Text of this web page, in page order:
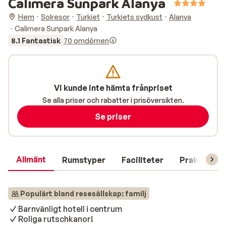
Hem Solresor Turkiet Turkiets sydkust
Alanya
Calimera Sunpark Alanya
8.1 Fantastisk 70 omdömen
Allmänt Rumstyper Faciliteter Praktisk
Populärt bland resesällskap: familj
Barnvänligt hotell i centrum
Roliga rutschkanor!
Vi kunde inte hämta frånpriset
Se alla priser och rabatter i prisöversikten.
Se priser